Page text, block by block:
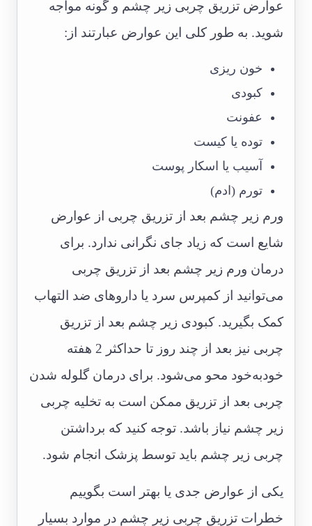
عوارض تزریق چربی زیر چشم و گونه مواجه
شوید. به طور کلی این عوارض عبارتند از:
خون ریزی
کبودی
عفونت
توده یا کیست
آسیب یا اسکار پوست
تورم (ادم)
ورم زیر چشم بعد از تزریق چربی از عوارض
شایع است که زیاد جای نگرانی ندارد. برای
درمان ورم زیر چشم بعد از تزریق چربی
می‌توانید از کمپرس سرد یا داروهای ضد التهاب
کمک بگیرید. کبودی زیر چشم بعد از تزریق
چربی نیز بعد از چند روز تا حداکثر 2 هفته
خودبه‌خود محو می‌شود. برای درمان گلوله شدن
چربی بعد از تزریق ممکن است به تخلیه چربی
زیر چشم نیاز باشد. توجه کنید که برداشتن
چربی زیر چشم باید توسط پزشک انجام شود.
یکی از عوارض جدی یا بهتر است بگوییم
خطرات تزریق چربی زیر چشم در موارد بسیار